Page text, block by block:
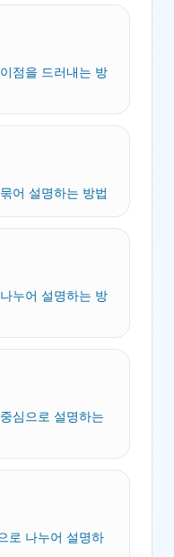
점을 드러내는 방
어 설명하는 방법
누어 설명하는 방
심으로 설명하는
로 나누어 설명하